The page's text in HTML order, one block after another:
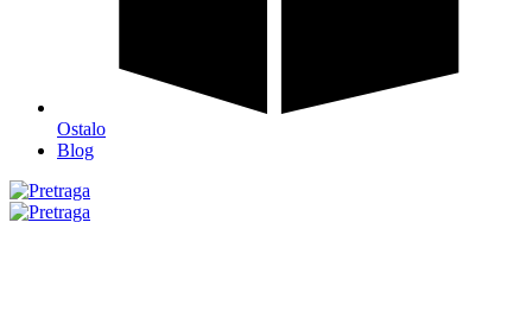
Ostalo
Blog